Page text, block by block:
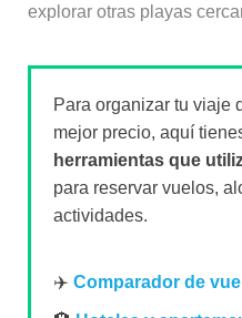
explorar otras playas
Para organizar tu viaje
mejor precio, aquí
herramientas que
para reservar vuelos,
actividades.
✈️ Comparador de